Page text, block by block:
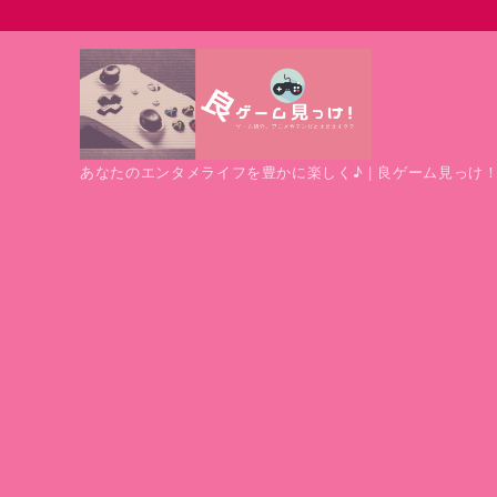
あなたのエンタメライフを豊かに楽しく♪ | 良ゲーム見っけ！